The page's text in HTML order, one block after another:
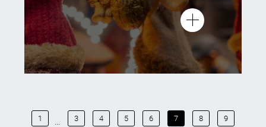
1 ... 3 4 5 6 7 8 9